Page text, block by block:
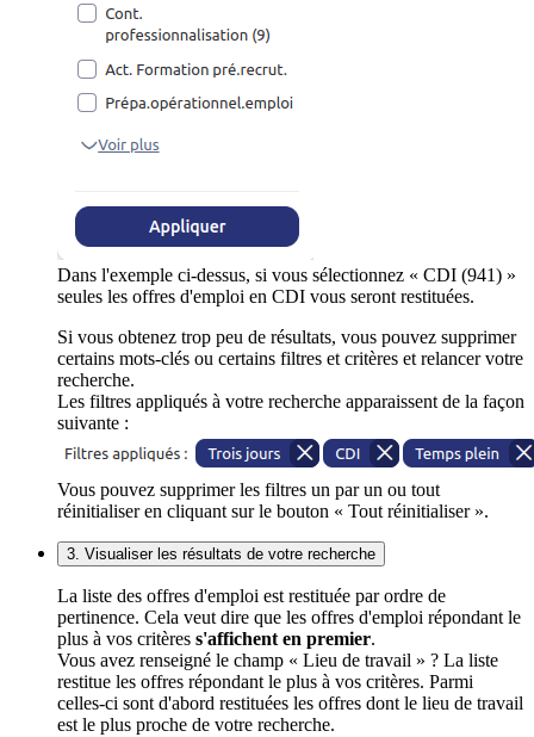
Dans l'exemple ci-dessus, si vous sélectionnez « CDI (941) »
seules les offres d'emploi en CDI vous seront restituées.
Si vous obtenez trop peu de résultats, vous pouvez supprimer
certains mots-clés ou certains filtres et critères et relancer votre
recherche.
Les filtres appliqués à votre recherche apparaissent de la façon
suivante :
Vous pouvez supprimer les filtres un par un ou tout
réinitialiser en cliquant sur le bouton « Tout réinitialiser ».
3. Visualiser les résultats de votre recherche
La liste des offres d'emploi est restituée par ordre de
pertinence. Cela veut dire que les offres d'emploi répondant le
plus à vos critères s'affichent en premier.
Vous avez renseigné le champ « Lieu de travail » ? La liste
restitue les offres répondant le plus à vos critères. Parmi
celles-ci sont d'abord restituées les offres dont le lieu de travail
est le plus proche de votre recherche.